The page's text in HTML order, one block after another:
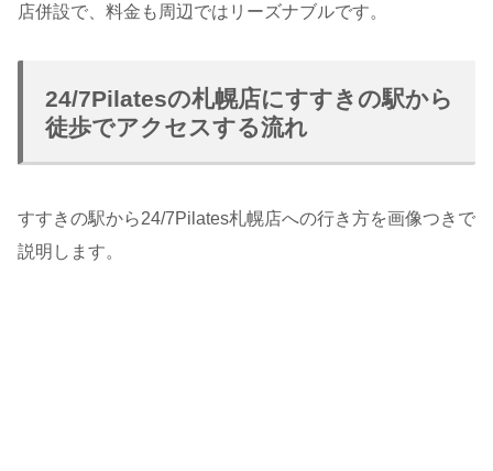
店併設で、料金も周辺ではリーズナブルです。
24/7Pilatesの札幌店にすすきの駅から
徒歩でアクセスする流れ
すすきの駅から24/7Pilates札幌店への行き方を画像つきで
説明します。